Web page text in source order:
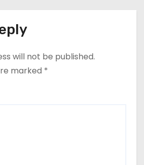
will not be published.
marked *